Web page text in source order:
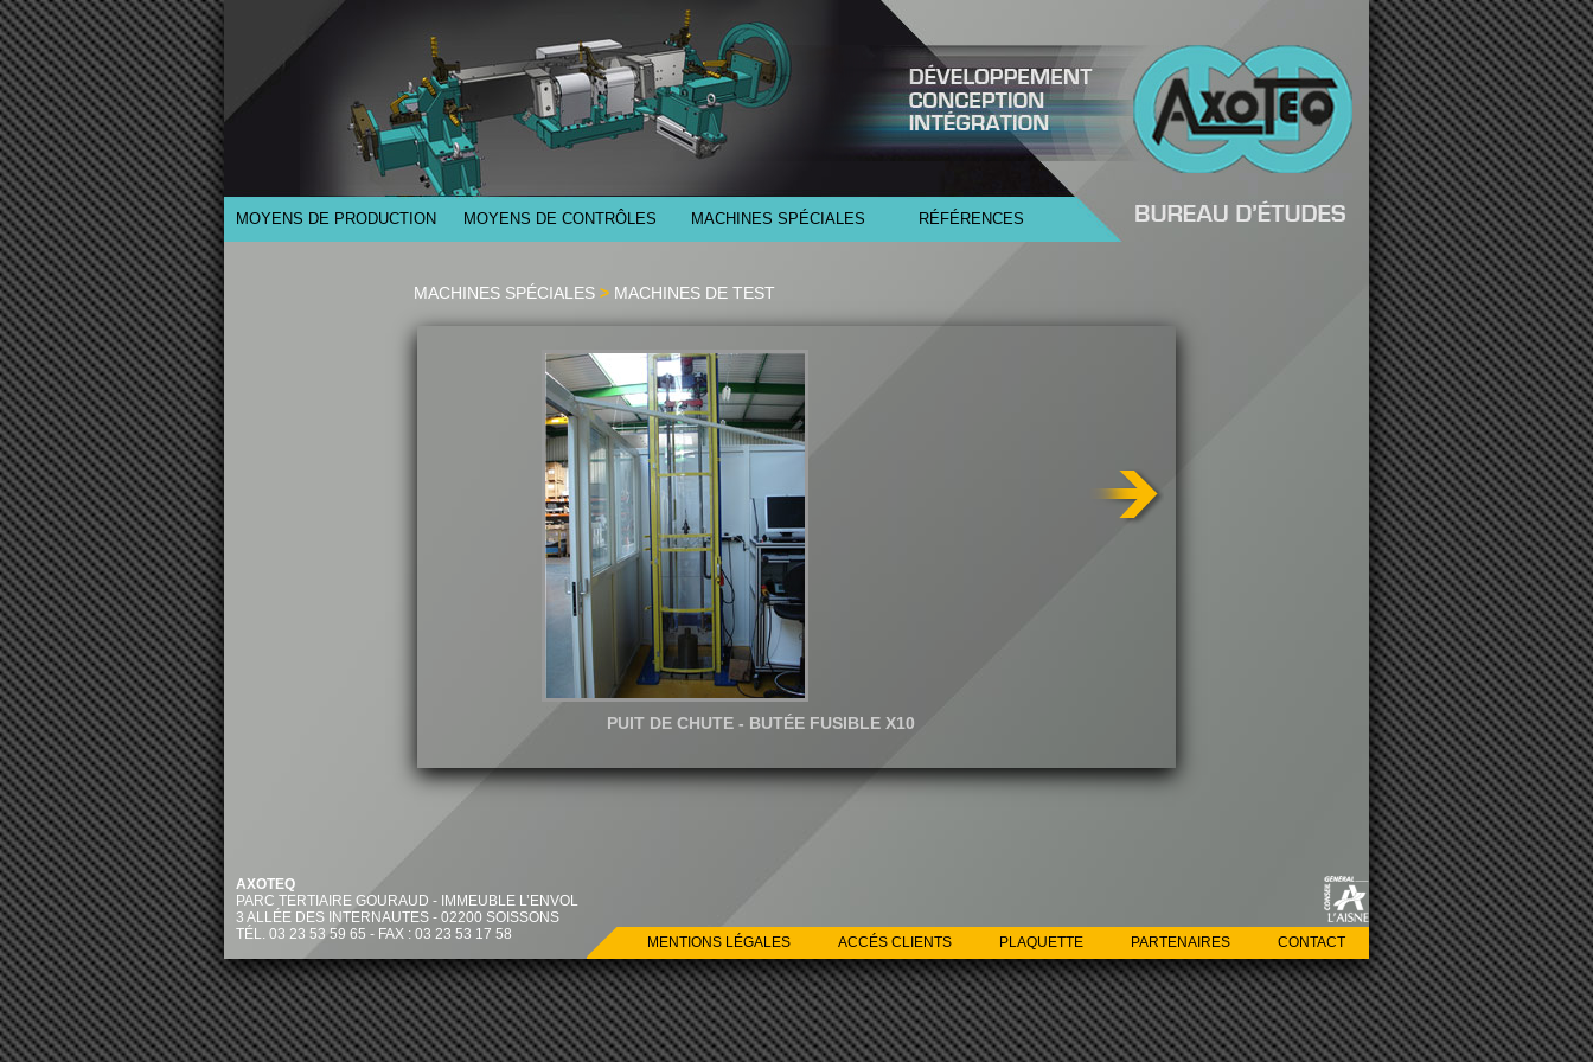
MOYENS DE PRODUCTION MOYENS DE CONTRÔLES MACHINES SPÉCIALES RÉFÉRENCES
MACHINES SPÉCIALES > MACHINES DE TEST
PUIT DE CHUTE - BUTÉE FUSIBLE X10
CONTRÔLE RÉTENTION
SUR CONNECTEURS ÉLECTRIQUES
AXOTEQ
PARC TERTIAIRE GOURAUD - IMMEUBLE L’ENVOL
3 ALLÉE DES INTERNAUTES - 02200 SOISSONS
TÉL. 03 23 53 59 65 - FAX : 03 23 53 17 58
CONTACT
PARTENAIRES
PLAQUETTE
ACCÉS CLIENTS
MENTIONS LÉGALES